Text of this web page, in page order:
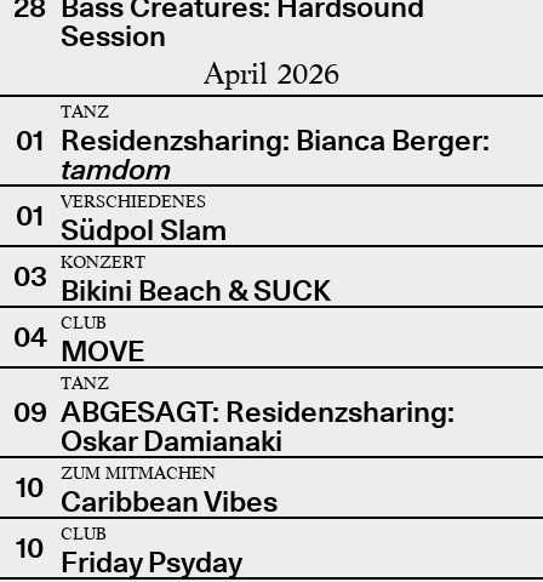
Session
April 2026
01
TANZ
Residenzsharing: Bianca Berger:
tamdom
01
VERSCHIEDENES
Südpol Slam
03
KONZERT
Bikini Beach & SUCK
04
CLUB
MOVE
09
TANZ
ABGESAGT: Residenzsharing:
Oskar Damianaki
10
ZUM MITMACHEN
Caribbean Vibes
10
CLUB
Friday Psyday